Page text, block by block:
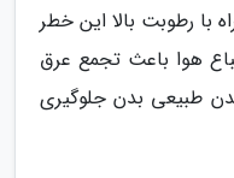
با رطوبت بالا این خطر
هوا باعث تجمع عرق
طبیعی بدن جلوگیری